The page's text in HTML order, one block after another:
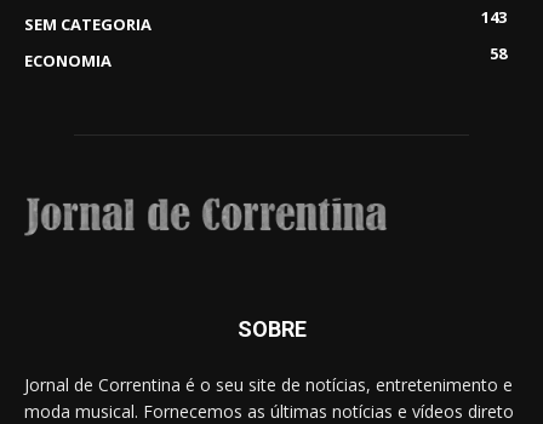
SEM CATEGORIA
143
ECONOMIA
58
SOBRE
Jornal de Correntina é o seu site de notícias, entretenimento e
moda musical. Fornecemos as últimas notícias e vídeos direto